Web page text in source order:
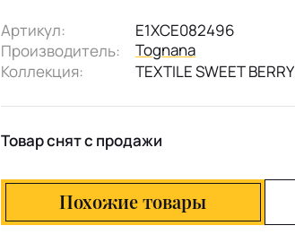
Артикул:
E1XCE082496
Производитель:
Tognana
Коллекция:
TEXTILE SWEET BERRY
Товар снят с продажи
Похожие товары